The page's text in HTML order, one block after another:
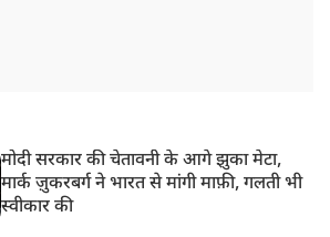
मोदी सरकार की चेतावनी के आगे झुका मेटा,
मार्क ज़ुकरबर्ग ने भारत से मांगी माफ़ी, गलती भी
स्वीकार की